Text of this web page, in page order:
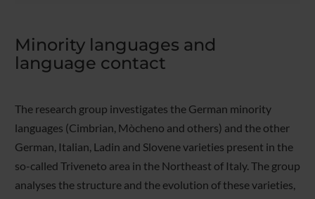
Minority languages and
language contact
The research group investigates the German minority
languages (Cimbrian, Mòcheno and others) and the other
German, Italian, Ladin and Slovene varieties present in the
so-called Triveneto area in the Northeast of Italy. The group
analyses the structure and the evolution of these varieties,